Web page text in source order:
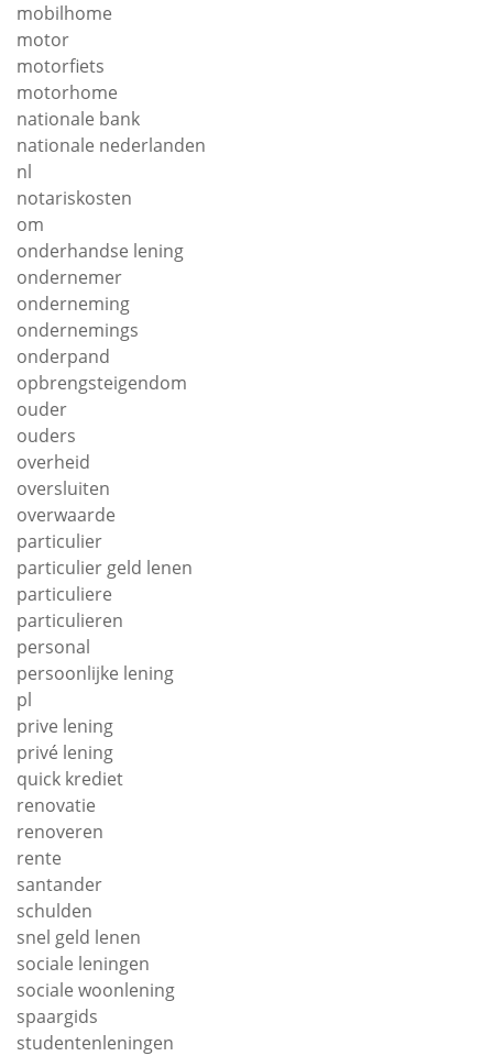
mobilhome
motor
motorfiets
motorhome
nationale bank
nationale nederlanden
nl
notariskosten
om
onderhandse lening
ondernemer
onderneming
ondernemings
onderpand
opbrengsteigendom
ouder
ouders
overheid
oversluiten
overwaarde
particulier
particulier geld lenen
particuliere
particulieren
personal
persoonlijke lening
pl
prive lening
privé lening
quick krediet
renovatie
renoveren
rente
santander
schulden
snel geld lenen
sociale leningen
sociale woonlening
spaargids
studentenleningen